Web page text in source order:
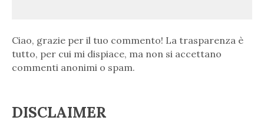
Ciao, grazie per il tuo commento! La trasparenza è
tutto, per cui mi dispiace, ma non si accettano
commenti anonimi o spam.
DISCLAIMER